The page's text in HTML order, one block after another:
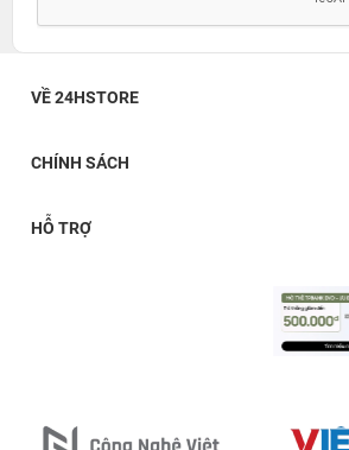
VỀ 24HSTORE
CHÍNH SÁCH
HỖ TRỢ